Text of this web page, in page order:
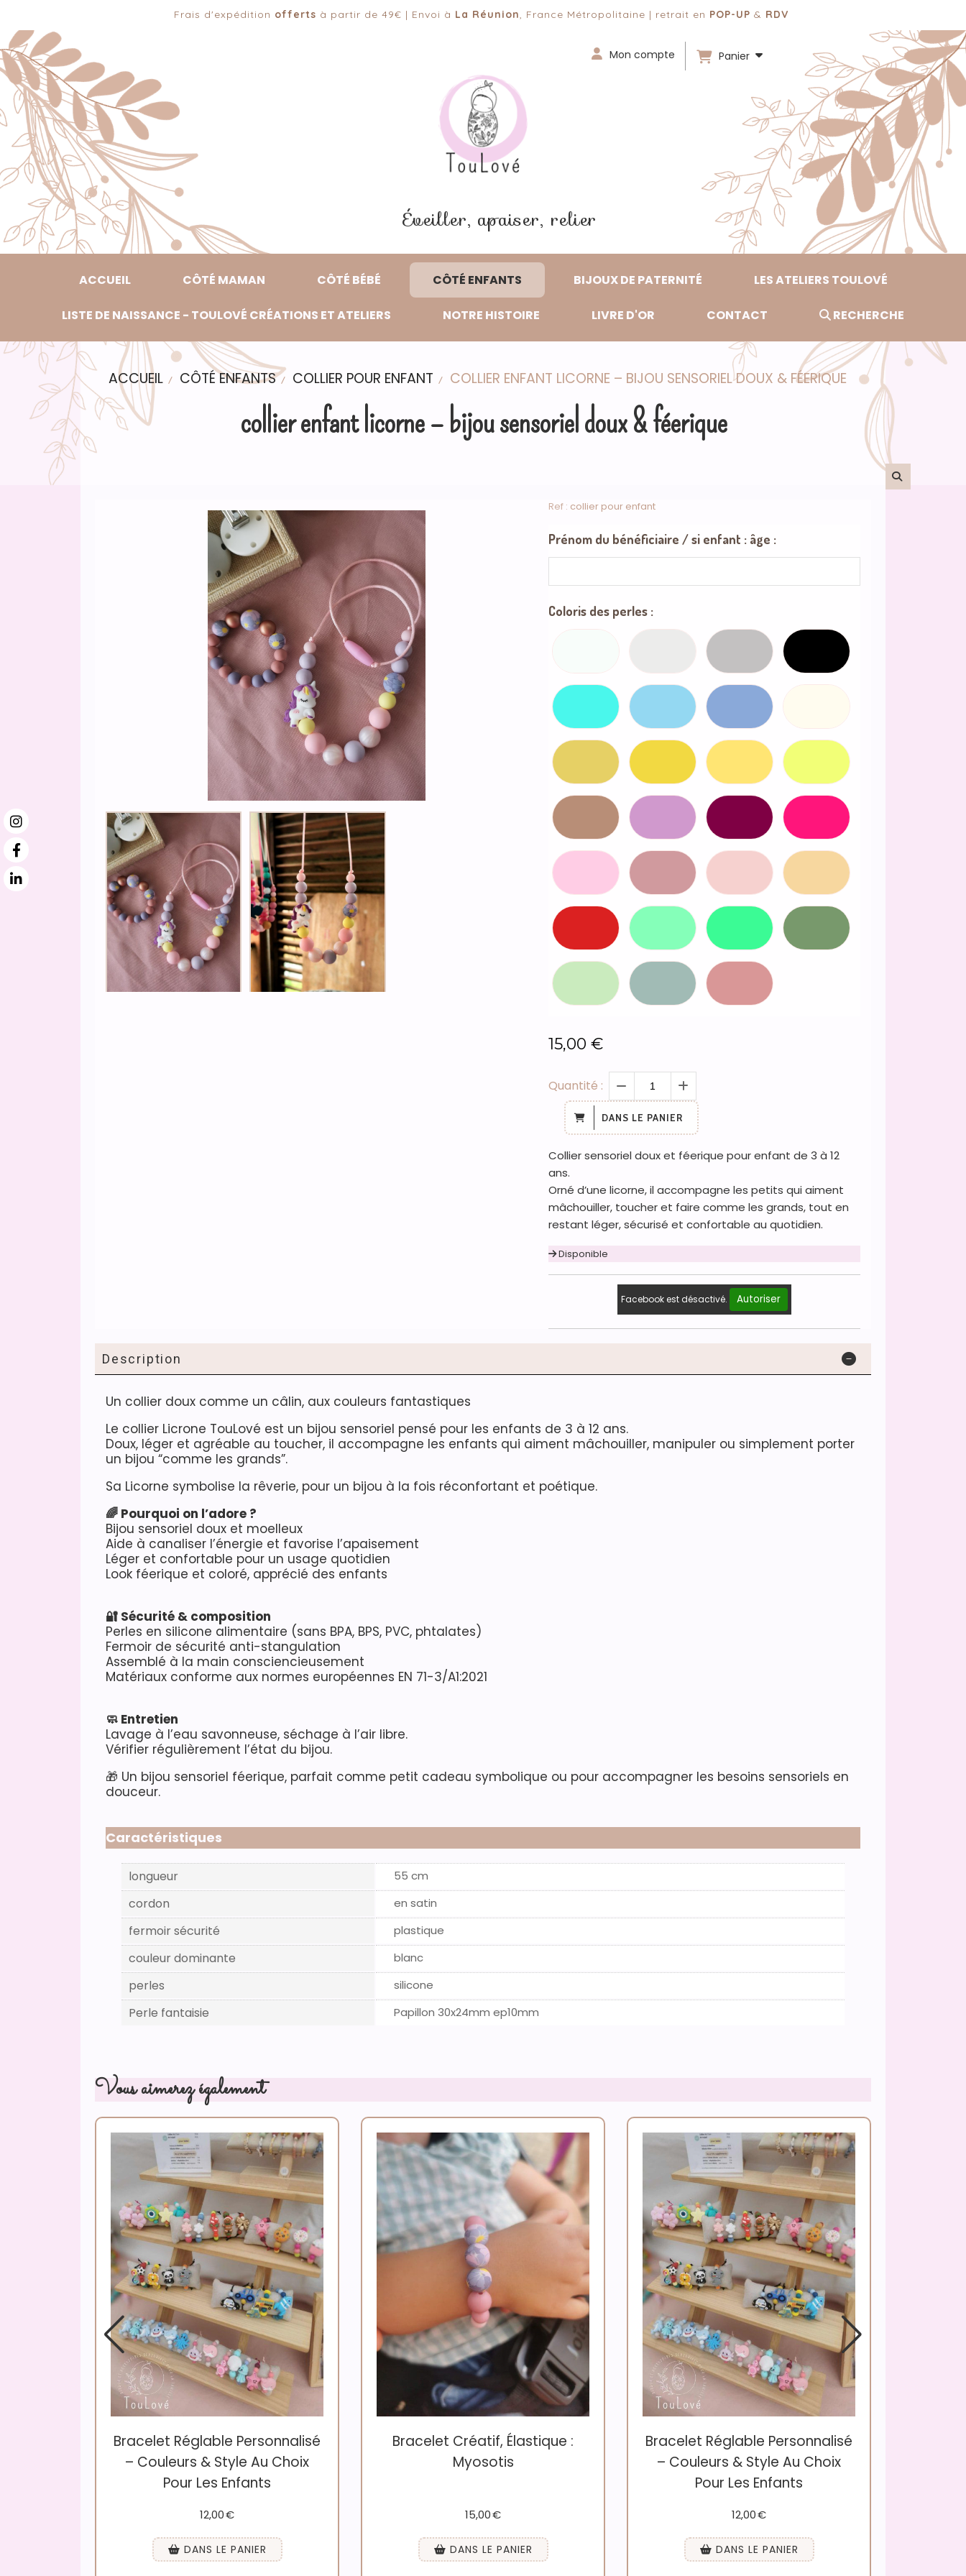
Frais d'expédition offerts à partir de 49€ | Envoi à La Réunion, France Métropolitaine | retrait en POP-UP & RDV
Éveiller, apaiser, relier
Mon compte Panier
ACCUEIL CÔTÉ MAMAN CÔTÉ BÉBÉ CÔTÉ ENFANTS BIJOUX DE PATERNITÉ LES ATELIERS TOULOVÉ
LISTE DE NAISSANCE - TOULOVÉ CRÉATIONS ET ATELIERS NOTRE HISTOIRE LIVRE D'OR CONTACT RECHERCHE
ACCUEIL CÔTÉ ENFANTS COLLIER POUR ENFANT COLLIER ENFANT LICORNE – BIJOU SENSORIEL DOUX & FÉERIQUE
collier enfant licorne – bijou sensoriel doux & féerique
Ref : collier pour enfant
Prénom du bénéficiaire / si enfant : âge :
Coloris des perles :
15,00 €
Quantité :
DANS LE PANIER
Collier sensoriel doux et féerique pour enfant de 3 à 12
ans.
Orné d’une licorne, il accompagne les petits qui aiment
mâchouiller, toucher et faire comme les grands, tout en
restant léger, sécurisé et confortable au quotidien.
Disponible
Facebook est désactivé. Autoriser
Description
Un collier doux comme un câlin, aux couleurs fantastiques
Le collier Licrone TouLové est un bijou sensoriel pensé pour les enfants de 3 à 12 ans.
Doux, léger et agréable au toucher, il accompagne les enfants qui aiment mâchouiller, manipuler ou simplement porter
un bijou “comme les grands”.
Sa Licorne symbolise la rêverie, pour un bijou à la fois réconfortant et poétique.
🌈 Pourquoi on l’adore ?
Bijou sensoriel doux et moelleux
Aide à canaliser l’énergie et favorise l’apaisement
Léger et confortable pour un usage quotidien
Look féerique et coloré, apprécié des enfants
🔐 Sécurité & composition
Perles en silicone alimentaire (sans BPA, BPS, PVC, phtalates)
Fermoir de sécurité anti-stangulation
Assemblé à la main consciencieusement
Matériaux conforme aux normes européennes EN 71-3/A1:2021
🧼 Entretien
Lavage à l’eau savonneuse, séchage à l’air libre.
Vérifier régulièrement l’état du bijou.
🎁 Un bijou sensoriel féerique, parfait comme petit cadeau symbolique ou pour accompagner les besoins sensoriels en
douceur.
Caractéristiques
longueur 55 cm
cordon en satin
fermoir sécurité plastique
couleur dominante blanc
perles silicone
Perle fantaisie Papillon 30x24mm ep10mm
Vous aimerez également
Bracelet Réglable Personnalisé
– Couleurs & Style Au Choix
Pour Les Enfants
12,00€
DANS LE PANIER
Bracelet Créatif, Élastique :
Myosotis
15,00€
DANS LE PANIER
Bracelet Réglable Personnalisé
– Couleurs & Style Au Choix
Pour Les Enfants
12,00€
DANS LE PANIER